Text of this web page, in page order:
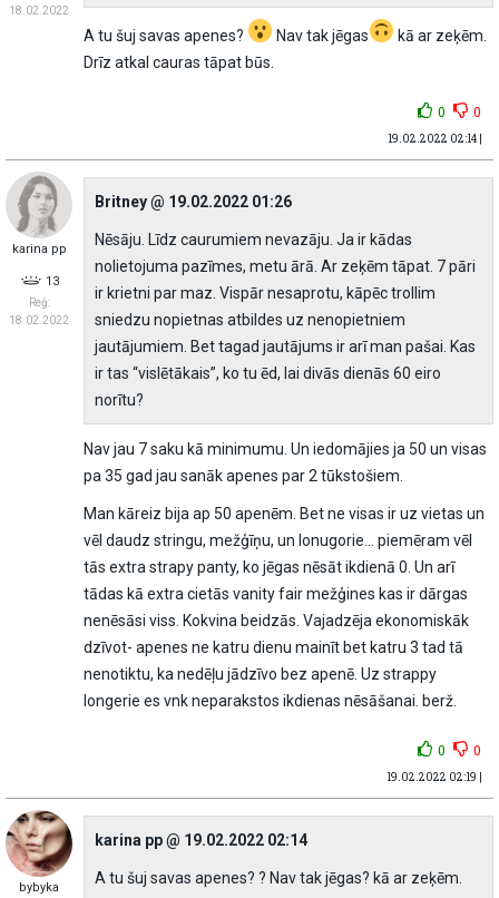
18.02.2022
A tu šuj savas apenes? Nav tak jēgas
kā ar zeķēm.
Drīz atkal cauras tāpat būs.
0 0
19.02.2022 02:14 |
karina pp
13
Reģ:
18.02.2022
Britney @ 19.02.2022 01:26
Nēsāju. Līdz caurumiem nevazāju. Ja ir kādas
nolietojuma pazīmes, metu ārā. Ar zeķēm tāpat. 7 pāri
ir krietni par maz. Vispār nesaprotu, kāpēc trollim
sniedzu nopietnas atbildes uz nenopietniem
jautājumiem. Bet tagad jautājums ir arī man pašai. Kas
ir tas “vislētākais”, ko tu ēd, lai divās dienās 60 eiro
norītu?
Nav jau 7 saku kā minimumu. Un iedomājies ja 50 un visas
pa 35 gad jau sanāk apenes par 2 tūkstošiem.
Man kāreiz bija ap 50 apenēm. Bet ne visas ir uz vietas un
vēl daudz stringu, mežģīņu, un lonugorie... piemēram vēl
tās extra strapy panty, ko jēgas nēsāt ikdienā 0. Un arī
tādas kā extra cietās vanity fair mežģines kas ir dārgas
nenēsāsi viss. Kokvina beidzās. Vajadzēja ekonomiskāk
dzīvot- apenes ne katru dienu mainīt bet katru 3 tad tā
nenotiktu, ka nedēļu jādzīvo bez apenē. Uz strappy
longerie es vnk neparakstos ikdienas nēsāšanai. berž.
0 0
19.02.2022 02:19 |
bybyka
karina pp @ 19.02.2022 02:14
A tu šuj savas apenes? ? Nav tak jēgas? kā ar zeķēm.